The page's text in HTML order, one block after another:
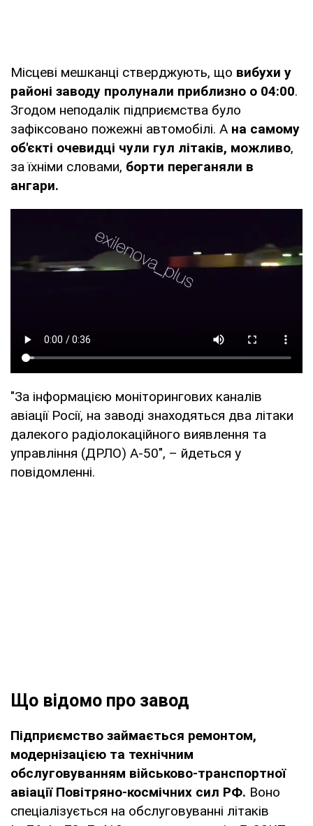
Місцеві мешканці стверджують, що вибухи у
районі заводу пролунали приблизно о 04:00.
Згодом неподалік підприємства було
зафіксовано пожежні автомобілі. А на самому
об'єкті очевидці чули гул літаків, можливо,
за їхніми словами, борти переганяли в
ангари.
"За інформацією моніторингових каналів
авіації Росії, на заводі знаходяться два літаки
далекого радіолокаційного виявлення та
управління (ДРЛО) А-50", – йдеться у
повідомленні.
Що відомо про завод
Підприємство займається ремонтом,
модернізацією та технічним
обслуговуванням військово-транспортної
авіації Повітряно-космічних сил РФ. Воно
спеціалізується на обслуговуванні літаків